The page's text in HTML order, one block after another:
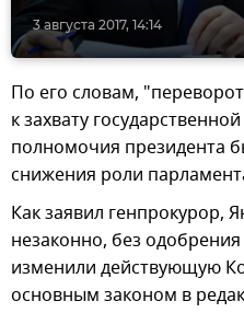
3 августа 2017, 14:14
По его словам,
к захвату
полномочия президента
снижения роли
Как заявил генпрокурор,
незаконно, без
изменили действующую
основным законом в